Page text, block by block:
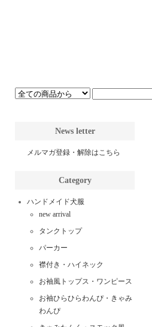
News letter
メルマガ登録・解除はこちら
Category
ハンドメイド犬服
new arrival
タンクトップ
パーカー
襟付き・ハイネック
お袖風トップス・ワンピース
お袖ひらひらわんぴ・きゃみ
わんぴ